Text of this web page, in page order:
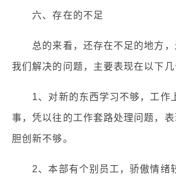
六、存在的不足
总的来看，还存在不足的地方，
我们解决的问题，主要表现在以下几
1、对新的东西学习不够，工作
事，凭以往的工作套路处理问题，
胆创新不够。
2、本部有个别员工，骄傲情绪